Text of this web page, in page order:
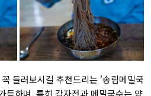
들러보시길 추천드리는 '송림메밀국
득하며, 특히 감자전과 메밀국수는 양